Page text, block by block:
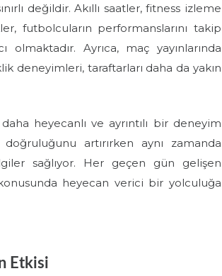
değildir. Akıllı saatler, fitness izleme
futbolcuların performanslarını takip
Ayrıca, maç yayınlarında
deneyimleri, taraftarları daha da yakın
heyecanlı ve ayrıntılı bir deneyim
artırırken aynı zamanda
sağlıyor. Her geçen gün gelişen
heyecan verici bir yolculuğa
Etkisi